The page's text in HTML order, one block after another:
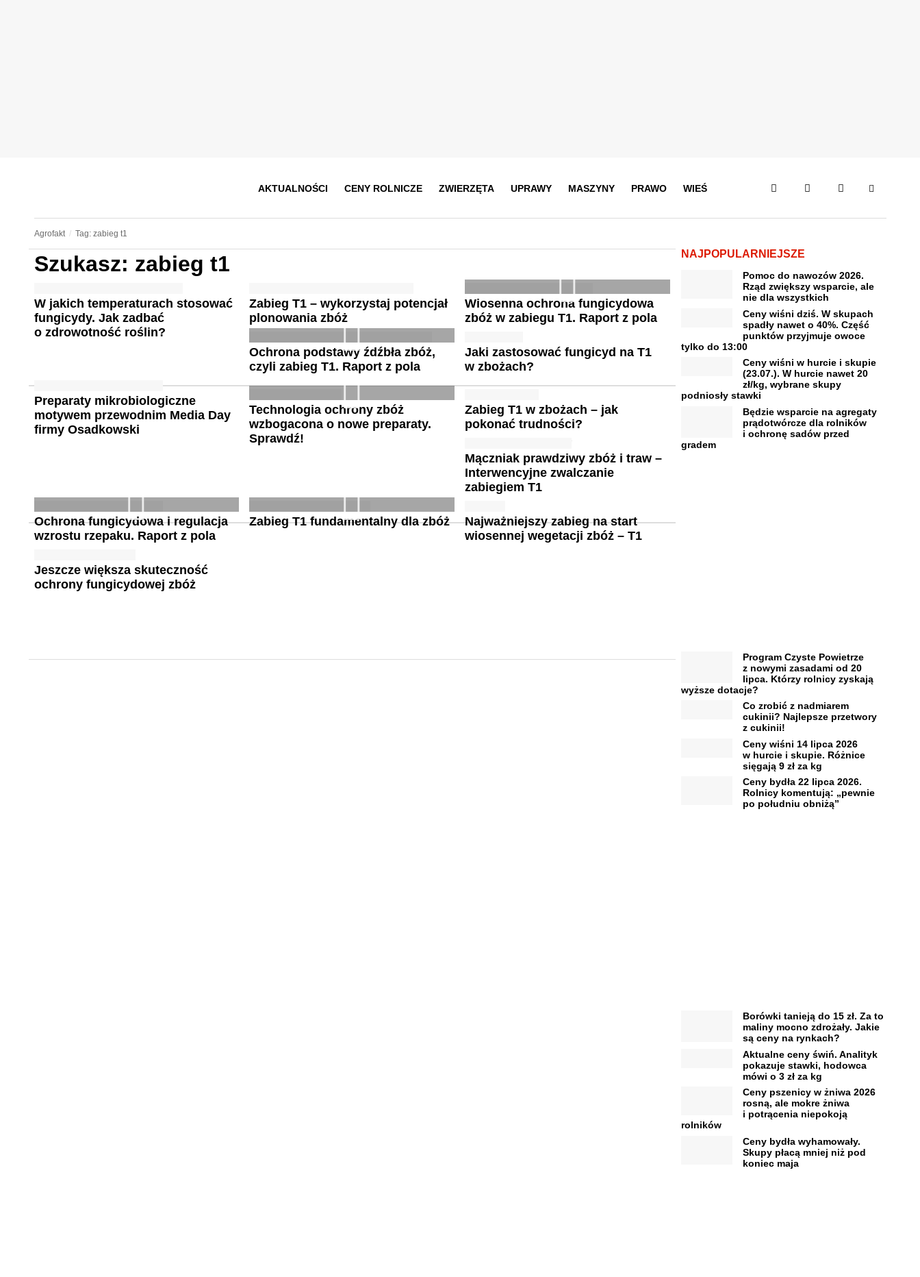
AKTUALNOŚCI CENY ROLNICZE ZWIERZĘTA UPRAWY MASZYNY PRAWO WIEŚ
Agrofakt Tag: zabieg t1
Szukasz: zabieg t1
W jakich temperaturach stosować
fungicydy. Jak zadbać
o zdrowotność roślin?
Zabieg T1 – wykorzystaj potencjał
plonowania zbóż
Wiosenna ochrona fungicydowa
zbóż w zabiegu T1. Raport z pola
Ochrona podstawy źdźbła zbóż,
czyli zabieg T1. Raport z pola
Jaki zastosować fungicyd na T1
w zbożach?
Preparaty mikrobiologiczne
motywem przewodnim Media Day
firmy Osadkowski
Technologia ochrony zbóż
wzbogacona o nowe preparaty.
Sprawdź!
Zabieg T1 w zbożach – jak
pokonać trudności?
Mączniak prawdziwy zbóż i traw –
Interwencyjne zwalczanie
zabiegiem T1
Ochrona fungicydowa i regulacja
wzrostu rzepaku. Raport z pola
Zabieg T1 fundamentalny dla zbóż
Najważniejszy zabieg na start
wiosennej wegetacji zbóż – T1
Jeszcze większa skuteczność
ochrony fungicydowej zbóż
NAJPOPULARNIEJSZE
Pomoc do nawozów 2026.
Rząd zwiększy wsparcie, ale
nie dla wszystkich
Ceny wiśni dziś. W skupach
spadły nawet o 40%. Część
punktów przyjmuje owoce
tylko do 13:00
Ceny wiśni w hurcie i skupie
(23.07.). W hurcie nawet 20
zł/kg, wybrane skupy
podniosły stawki
Będzie wsparcie na agregaty
prądotwórcze dla rolników
i ochronę sadów przed
gradem
Program Czyste Powietrze
z nowymi zasadami od 20
lipca. Którzy rolnicy zyskają
wyższe dotacje?
Co zrobić z nadmiarem
cukinii? Najlepsze przetwory
z cukinii!
Ceny wiśni 14 lipca 2026
w hurcie i skupie. Różnice
sięgają 9 zł za kg
Ceny bydła 22 lipca 2026.
Rolnicy komentują: „pewnie
po południu obniżą”
Borówki tanieją do 15 zł. Za to
maliny mocno zdrożały. Jakie
są ceny na rynkach?
Aktualne ceny świń. Analityk
pokazuje stawki, hodowca
mówi o 3 zł za kg
Ceny pszenicy w żniwa 2026
rosną, ale mokre żniwa
i potrącenia niepokoją
rolników
Ceny bydła wyhamowały.
Skupy płacą mniej niż pod
koniec maja